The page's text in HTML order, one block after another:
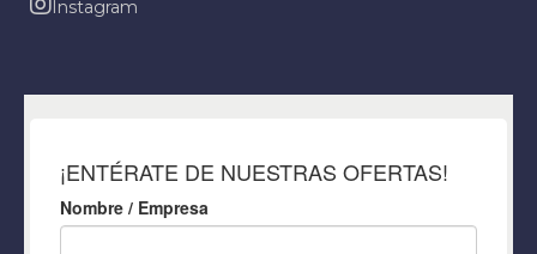
Instagram